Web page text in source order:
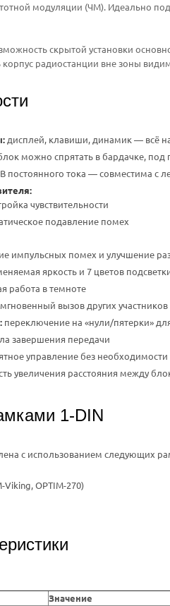
модуляции (ЧМ). Идеально
скрытой установки
корпус радиостанции вне зоны
дисплей, клавиши, динамик — всё
можно спрятать в бардачке,
В постоянного тока — совместима с
чувствительности
подавление помех
импульсных помех и улучшение
яркость и 7 цветов
работа в темноте
мгновенный вызов других
переключение на «нули/пятерки»
завершения передачи
управление без
увеличения расстояния между
1-DIN
с использованием следующих
OPTIM-270)
Значение